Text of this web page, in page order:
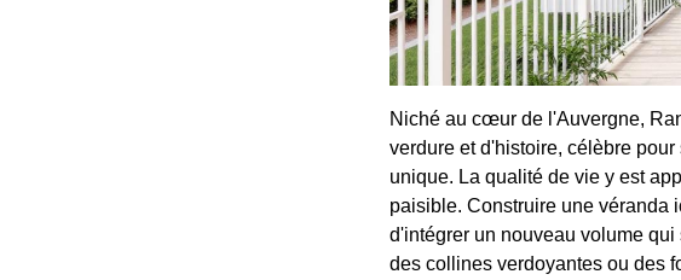
Niché au cœur de l'Auvergne,
verdure et d'histoire, célèbre
unique. La qualité de vie y est
paisible. Construire une véranda
d'intégrer un nouveau volume
des collines verdoyantes ou des